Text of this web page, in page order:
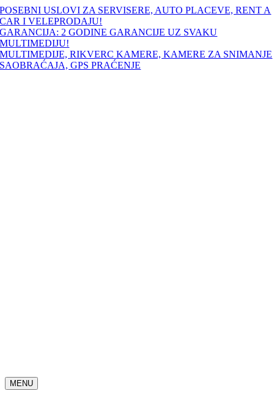
Skip
to
content
POSEBNI USLOVI ZA SERVISERE, AUTO PLACEVE, RENT A
CAR I VELEPRODAJU!
GARANCIJA: 2 GODINE GARANCIJE UZ SVAKU
MULTIMEDIJU!
MULTIMEDIJE, RIKVERC KAMERE, KAMERE ZA SNIMANJE
SAOBRAĆAJA, GPS PRAĆENJE
MENU